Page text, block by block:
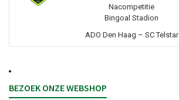
Nacompetitie
Bingoal Stadion
ADO Den Haag – SC Telstar
BEZOEK ONZE WEBSHOP